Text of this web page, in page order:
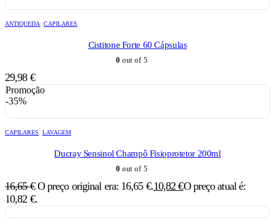
ANTIQUEDA, CAPILARES
Cistitone Forte 60 Cápsulas
0 out of 5
29,98 €
Promoção
-35%
CAPILARES, LAVAGEM
Ducray Sensinol Champô Fisioprotetor 200ml
0 out of 5
16,65€ O preço original era: 16,65 €.10,82€O preço atual é:
10,82 €.